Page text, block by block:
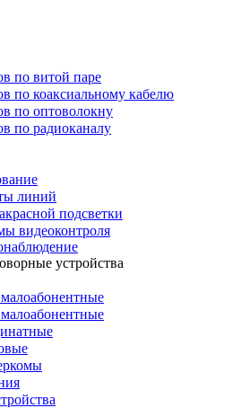
по витой паре
по коаксиальному кабелю
по оптоволокну
по радиоканалу
линий
подсветки
видеоконтроля
устройства